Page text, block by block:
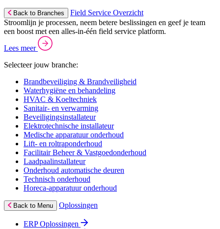
Back to Branches
Field Service Overzicht
Stroomlijn je processen, neem betere beslissingen en geef je team
een boost met een alles-in-één field service platform.
Lees meer
Selecteer jouw branche:
Brandbeveiliging & Brandveiligheid
Waterhygiëne en behandeling
HVAC & Koeltechniek
Sanitair- en verwarming
Beveiligingsinstallateur
Elektrotechnische installateur
Medische apparatuur onderhoud
Lift- en roltraponderhoud
Facilitair Beheer & Vastgoedonderhoud
Laadpaalinstallateur
Onderhoud automatische deuren
Technisch onderhoud
Horeca-apparatuur onderhoud
Back to Menu Oplossingen
ERP Oplossingen